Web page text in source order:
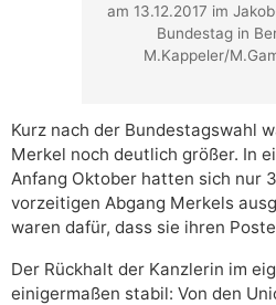
am 13.12.2017 im
Bundestag in
M.Kappeler/
Kurz nach der Bundestagswahl
Merkel noch deutlich größer. In
Anfang Oktober hatten sich nur
vorzeitigen Abgang Merkels
waren dafür, dass sie ihren
Der Rückhalt der Kanzlerin im
einigermaßen stabil: Von den